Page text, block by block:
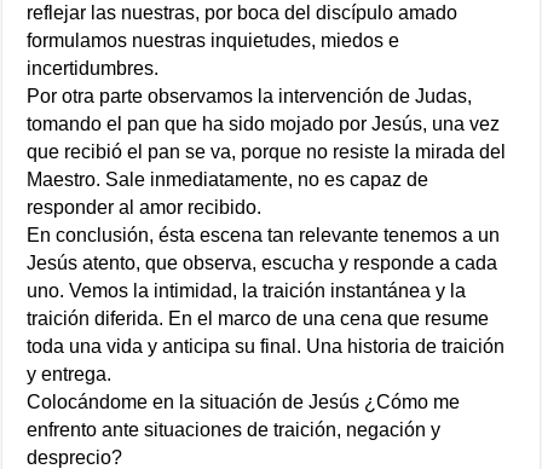
reflejar las nuestras, por boca del discípulo amado
formulamos nuestras inquietudes, miedos e
incertidumbres.
Por otra parte observamos la intervención de Judas,
tomando el pan que ha sido mojado por Jesús, una vez
que recibió el pan se va, porque no resiste la mirada del
Maestro. Sale inmediatamente, no es capaz de
responder al amor recibido.
En conclusión, ésta escena tan relevante tenemos a un
Jesús atento, que observa, escucha y responde a cada
uno. Vemos la intimidad, la traición instantánea y la
traición diferida. En el marco de una cena que resume
toda una vida y anticipa su final. Una historia de traición
y entrega.
Colocándome en la situación de Jesús ¿Cómo me
enfrento ante situaciones de traición, negación y
desprecio?